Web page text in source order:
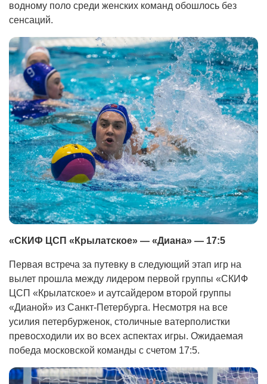
водному поло среди женских команд обошлось без
сенсаций.
«СКИФ ЦСП «Крылатское» — «Диана» — 17:5
Первая встреча за путевку в следующий этап игр на
вылет прошла между лидером первой группы «СКИФ
ЦСП «Крылатское» и аутсайдером второй группы
«Дианой» из Санкт-Петербурга. Несмотря на все
усилия петербурженок, столичные ватерполистки
превосходили их во всех аспектах игры. Ожидаемая
победа московской команды с счетом 17:5.